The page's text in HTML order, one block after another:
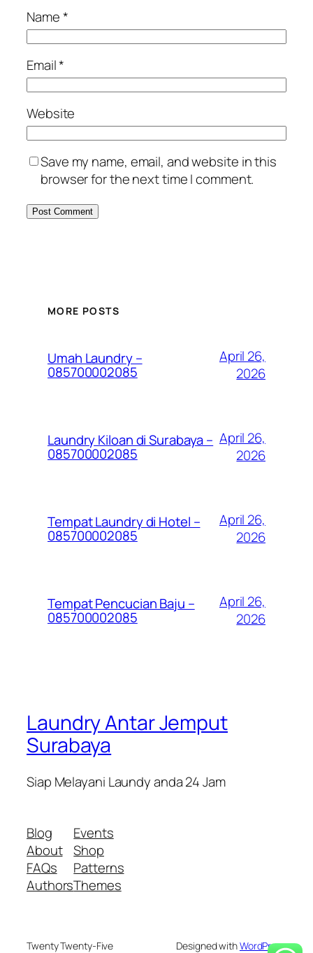
Name*
Email*
Website
Save my name, email, and website in this
browser for the next time I comment.
MORE POSTS
Umah Laundry –
085700002085
April 26,
2026
Laundry Kiloan di Surabaya –
085700002085
April 26,
2026
Tempat Laundry di Hotel –
085700002085
April 26,
2026
Tempat Pencucian Baju –
085700002085
April 26,
2026
Laundry Antar Jemput
Surabaya
Siap Melayani Laundy anda 24 Jam
Blog
About
FAQs
Authors
Events
Shop
Patterns
Themes
Twenty Twenty-Five Designed withWordPress